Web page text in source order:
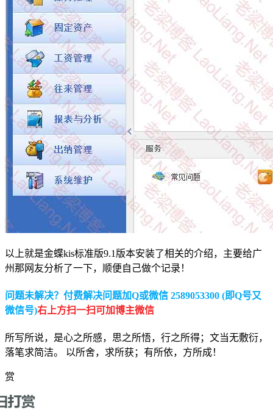
以上就是金蝶kis标准版9.1版本安装了相关的介绍，主要给广
州那网友分析了一下，顺便自己做个记录！
问题未解决？付费解决问题加Q或微信 2589053300 (即Q号又
微信号)右上方扫一扫可加博主微信
所写所说，是心之所感，思之所悟，行之所得；文当无敷衍，
落笔求简洁。 以所舍，求所获；有所依，方所成！
赏